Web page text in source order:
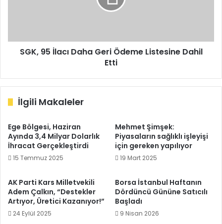
Etti
SGK, 95 İlacı Daha Geri Ödeme Listesine Dahil
Etti
İlgili Makaleler
Ege Bölgesi, Haziran
Ayında 3,4 Milyar Dolarlık
İhracat Gerçekleştirdi
15 Temmuz 2025
Mehmet Şimşek:
Piyasaların sağlıklı işleyişi
için gereken yapılıyor
19 Mart 2025
AK Parti Kars Milletvekili
Adem Çalkın, “Destekler
Artıyor, Üretici Kazanıyor!”
24 Eylül 2025
Borsa İstanbul Haftanın
Dördüncü Gününe Satıcılı
Başladı
9 Nisan 2026